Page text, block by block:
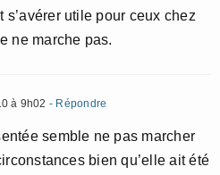
s’avérer utile pour ceux chez
ne marche pas.
à 9h02 - Répondre
semble ne pas marcher
bien qu’elle ait été